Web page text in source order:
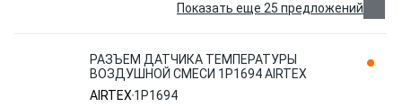
Показать еще 25 предложений
РАЗЪЕМ ДАТЧИКА ТЕМПЕРАТУРЫ
ВОЗДУШНОЙ СМЕСИ 1P1694 AIRTEX
AIRTEX 1P1694